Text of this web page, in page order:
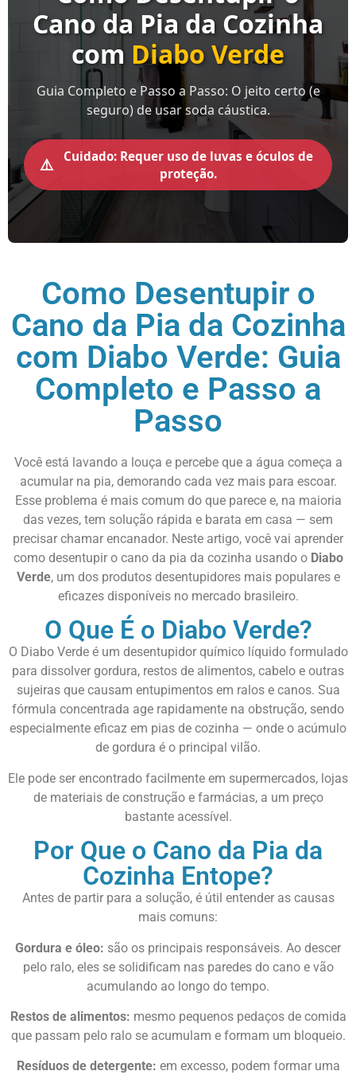
Cano da Pia da Cozinha
com Diabo Verde
Guia Completo e Passo a Passo: O jeito certo (e
seguro) de usar soda cáustica.
⚠️
Cuidado: Requer uso de luvas e óculos de
proteção.
Como Desentupir o
Cano da Pia da Cozinha
com Diabo Verde: Guia
Completo e Passo a
Passo
Você está lavando a louça e percebe que a água começa a
acumular na pia, demorando cada vez mais para escoar.
Esse problema é mais comum do que parece e, na maioria
das vezes, tem solução rápida e barata em casa — sem
precisar chamar encanador. Neste artigo, você vai aprender
como desentupir o cano da pia da cozinha usando o Diabo
Verde, um dos produtos desentupidores mais populares e
eficazes disponíveis no mercado brasileiro.
O Que É o Diabo Verde?
O Diabo Verde é um desentupidor químico líquido formulado
para dissolver gordura, restos de alimentos, cabelo e outras
sujeiras que causam entupimentos em ralos e canos. Sua
fórmula concentrada age rapidamente na obstrução, sendo
especialmente eficaz em pias de cozinha — onde o acúmulo
de gordura é o principal vilão.
Ele pode ser encontrado facilmente em supermercados, lojas
de materiais de construção e farmácias, a um preço
bastante acessível.
Por Que o Cano da Pia da
Cozinha Entope?
Antes de partir para a solução, é útil entender as causas
mais comuns:
Gordura e óleo: são os principais responsáveis. Ao descer
pelo ralo, eles se solidificam nas paredes do cano e vão
acumulando ao longo do tempo.
Restos de alimentos: mesmo pequenos pedaços de comida
que passam pelo ralo se acumulam e formam um bloqueio.
Resíduos de detergente: em excesso, podem formar uma